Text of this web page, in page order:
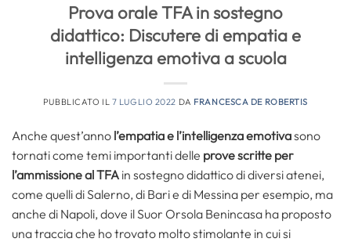
Prova orale TFA in sostegno
didattico: Discutere di empatia e
intelligenza emotiva a scuola
PUBBLICATO IL 7 LUGLIO 2022 DA FRANCESCA DE ROBERTIS
Anche quest’anno l’empatiae l’intelligenza emotivasono
tornati come temi importanti delle prove scritte per
l’ammissione al TFA in sostegno didattico di diversi atenei,
come quelli di Salerno, di Bari e di Messina per esempio, ma
anche di Napoli, dove il Suor Orsola Benincasa ha proposto
una traccia che ho trovato molto stimolante in cui si